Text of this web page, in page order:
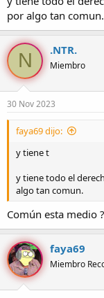
por algo tan comun.
N .NTR.
Miembro
30 Nov 2023
faya69 dijo:
y tiene t
y tiene todo el
algo tan comun.
Común esta medio
faya69
Miembro